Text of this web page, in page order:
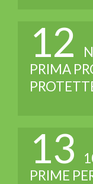
12
PRIMA
13
PRIME